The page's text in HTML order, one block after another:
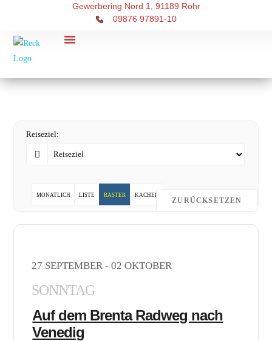
Gewerbering Nord 1, 91189 Rohr
09876 97891-10
Reiseziel:
ZURÜCKSETZEN
MONATLICH LISTE RASTER KACHEL
27 SEPTEMBER - 02 OKTOBER
SONNTAG
Auf dem Brenta Radweg nach
Venedig